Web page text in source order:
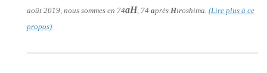
août 2019, nous sommes en 74aH, 74 après Hiroshima. (Lire plus à ce
propos)